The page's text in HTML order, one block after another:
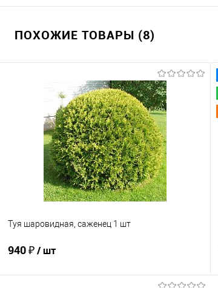
ПОХОЖИЕ ТОВАРЫ (8)
Туя шаровидная, саженец 1 шт
940 ₽/ шт